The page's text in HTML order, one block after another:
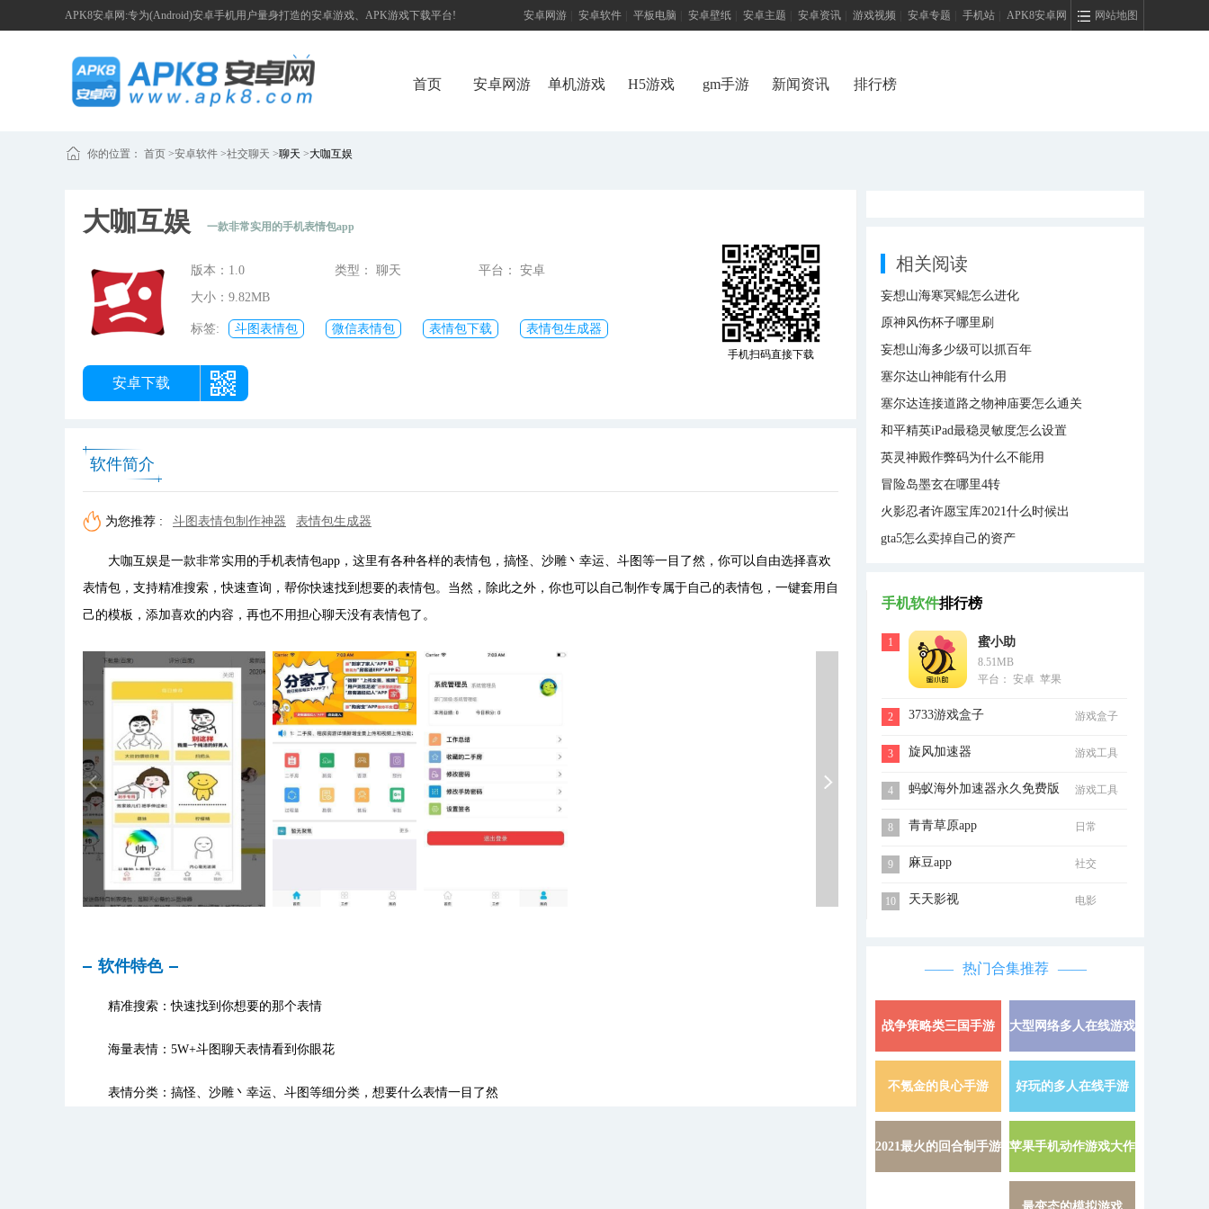
APK8安卓网:专为(Android)安卓手机用户量身打造的安卓游戏、APK游戏下载平台! 网站地图
安卓网游 安卓软件 平板电脑 安卓壁纸 安卓主题 安卓资讯 游戏视频 安卓专题 手机站 APK8安卓网
首页 安卓网游 单机游戏 H5游戏 gm手游 新闻资讯 排行榜
你的位置： 首页 >安卓软件 >社交聊天 >聊天 >大咖互娱
大咖互娱 一款非常实用的手机表情包app
版本：1.0 类型： 聊天
平台： 安卓
大小：9.82MB
标签: 斗图表情包 微信表情包 表情包下载 表情包生成器
手机扫码直接下载
安卓下载
软件简介
为您推荐 : 斗图表情包制作神器 表情包生成器
大咖互娱是一款非常实用的手机表情包app，这里有各种各样的表情包，搞怪、沙雕丶幸运、斗图等一目了然，你可以自由选择喜欢
表情包，支持精准搜索，快速查询，帮你快速找到想要的表情包。当然，除此之外，你也可以自己制作专属于自己的表情包，一键套用自
己的模板，添加喜欢的内容，再也不用担心聊天没有表情包了。
软件特色
精准搜索：快速找到你想要的那个表情
海量表情：5W+斗图聊天表情看到你眼花
表情分类：搞怪、沙雕丶幸运、斗图等细分类，想要什么表情一目了然
相关阅读
妄想山海寒冥鲲怎么进化
原神风伤杯子哪里刷
妄想山海多少级可以抓百年
塞尔达山神能有什么用
塞尔达连接道路之物神庙要怎么通关
和平精英iPad最稳灵敏度怎么设置
英灵神殿作弊码为什么不能用
冒险岛墨玄在哪里4转
火影忍者许愿宝库2021什么时候出
gta5怎么卖掉自己的资产
手机软件排行榜
1 蜜小助
8.51MB
平台： 安卓 苹果
2 3733游戏盒子 游戏盒子
3 旋风加速器 游戏工具
4 蚂蚁海外加速器永久免费版 游戏工具
8 青青草原app 日常
9 麻豆app 社交
10 天天影视 电影
热门合集推荐
战争策略类三国手游 详情 »
大型网络多人在线游戏
不氪金的良心手游 详情 »
好玩的多人在线手游
2021最火的回合制手游 详情 »
苹果手机动作游戏大作